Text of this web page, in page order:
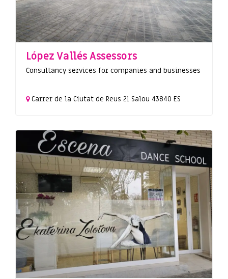
López Vallés Assessors
Consultancy services for companies and businesses
Carrer de la Ciutat de Reus 21 Salou 43840 ES